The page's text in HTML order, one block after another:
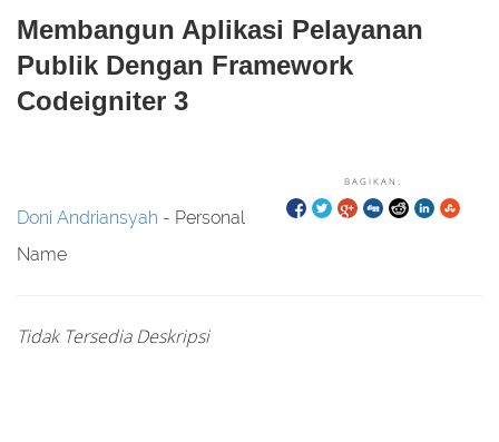
Membangun Aplikasi Pelayanan
Publik Dengan Framework
Codeigniter 3
BAGIKAN:
Doni Andriansyah - Personal
Name
Tidak Tersedia Deskripsi